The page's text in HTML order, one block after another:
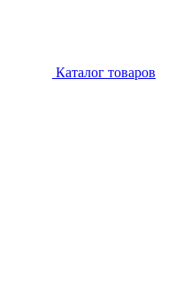
Каталог товаров